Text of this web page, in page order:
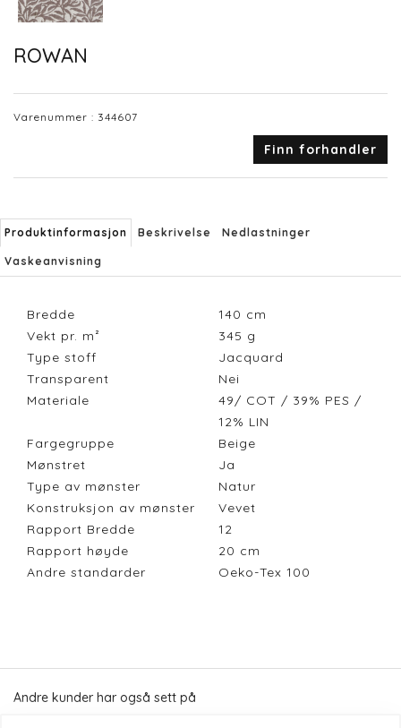
ROWAN
Varenummer : 344607
Finn forhandler
Produktinformasjon Beskrivelse Nedlastninger
Vaskeanvisning
Bredde 140 cm
Vekt pr. m²
345 g
Type stoff
Jacquard
Transparent
Nei
Materiale
49/ COT / 39% PES /
12% LIN
Fargegruppe
Beige
Mønstret
Ja
Type av mønster
Natur
Konstruksjon av mønster
Vevet
Rapport Bredde
12
Rapport høyde
20 cm
Andre standarder
Oeko-Tex 100
Andre kunder har også sett på